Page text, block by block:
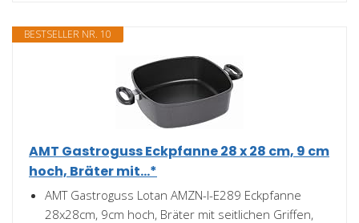
BESTSELLER NR. 10
AMT Gastroguss Eckpfanne 28 x 28 cm, 9 cm
hoch, Bräter mit...*
AMT Gastroguss Lotan AMZN-I-E289 Eckpfanne
28x28cm, 9cm hoch, Bräter mit seitlichen Griffen,